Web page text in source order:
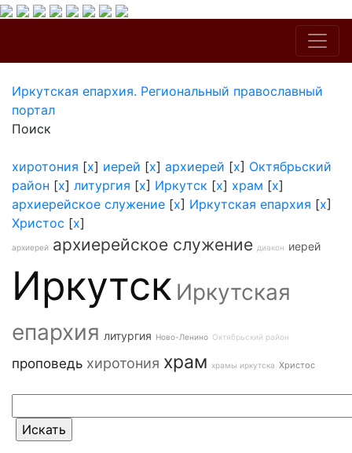
Иркутская епархия. Региональный православный
портал
Поиск
хиротония [x] иерей [x] архиерей [x] Октябрьский
район [x] литургия [x] Иркутск [x] храм [x]
архиерейское служение [x] Иркутская епархия [x]
Христос [x]
архиерей архиерейское служение диакон иерей
Иркутск Иркутская
епархия литургия Ново-Ленино Октябрьский район
проповедь хиротония храм храмы иркутска Христос